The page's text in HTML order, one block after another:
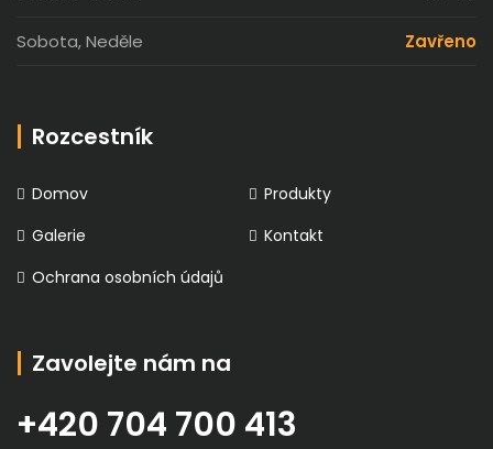
Sobota, Neděle Zavřeno
Rozcestník
Domov
Produkty
Galerie
Kontakt
Ochrana osobních údajů
Zavolejte nám na
+420 704 700 413